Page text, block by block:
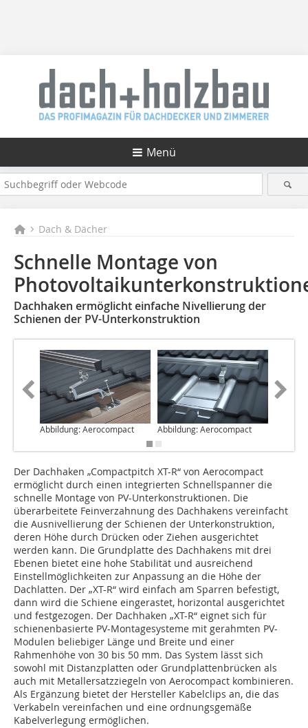
Menü
Dach & Dächer
Schnelle Montage von
Dachhaken ermöglicht einfache Nivellierung der
Schienen der PV-Unterkonstruktion
Abbildung: Aerocompact Abbildung: Aerocompact
Der Dachhaken „Compactpitch XT-R“ von Aerocompact
ermöglicht durch einen integrierten Schnellspanner die
schnelle Montage von PV-Unterkonstruktionen. Die
überarbeitete Feinverzahnung des Dachhakens vereinfacht
die Ausnivellierung der Schienen der Unterkonstruktion,
deren Höhe durch Drücken oder Ziehen ausgerichtet
werden kann. Die Grundplatte des Dachhakens mit drei
Ebenen bietet eine hohe Stabilität und ausreichend
Einstellmöglichkeiten zur Anpassung an die Höhe der
Dachlatten. Der „XT-R“ wird einfach am Sparren befestigt,
dann wird die Schiene eingerastet, horizontal ausgerichtet
und festgezogen. Der Dachhaken „XT-R“ eignet sich für
schienenbasierte PV-Montagesysteme mit gerahmten PV-
Modulen beliebiger Länge und Breite und einer
Rahmenhöhe von 30 bis 50 mm. Das System lässt sich
sowohl mit Distanzplatten oder Grundplattenbrücken als
auch mit Metallersatzziegeln von Aerocompact kombinieren.
Als Ergänzung bietet der Hersteller Kabelclips an, die das
Verkabeln vereinfachen und eine ordnungsgemäße
Kabelverlegung ermöglichen.